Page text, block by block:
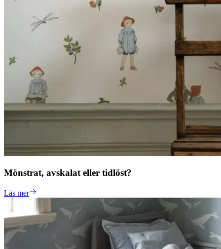
Mönstrat, avskalat eller tidlöst?
Läs mer